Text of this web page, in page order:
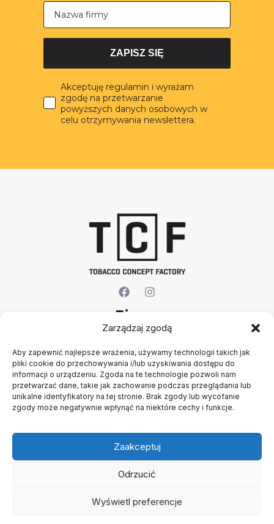
Zarządzaj zgodą
Aby zapewnić najlepsze wrażenia, używamy technologii takich jak
pliki cookie do przechowywania i/lub uzyskiwania dostępu do
informacji o urządzeniu. Zgoda na te technologie pozwoli nam
przetwarzać dane, takie jak zachowanie podczas przeglądania lub
unikalne identyfikatory na tej stronie. Brak zgody lub wycofanie
zgody może negatywnie wpłynąć na niektóre cechy i funkcje.
Zaakceptuj
Odrzucić
Wyświetl preferencje
Nazwa firmy
ZAPISZ SIĘ
Akceptuję regulamin i wyrażam
zgodę na przetwarzanie
powyższych danych osobowych w
celu otrzymywania newslettera.
Firma
Kontakt
Rejestracja firmy
Polityka prywatności
Konto
Regulamin
Copyright © 2026 B2B - Panel Hurtowy - TCF - Tobacco